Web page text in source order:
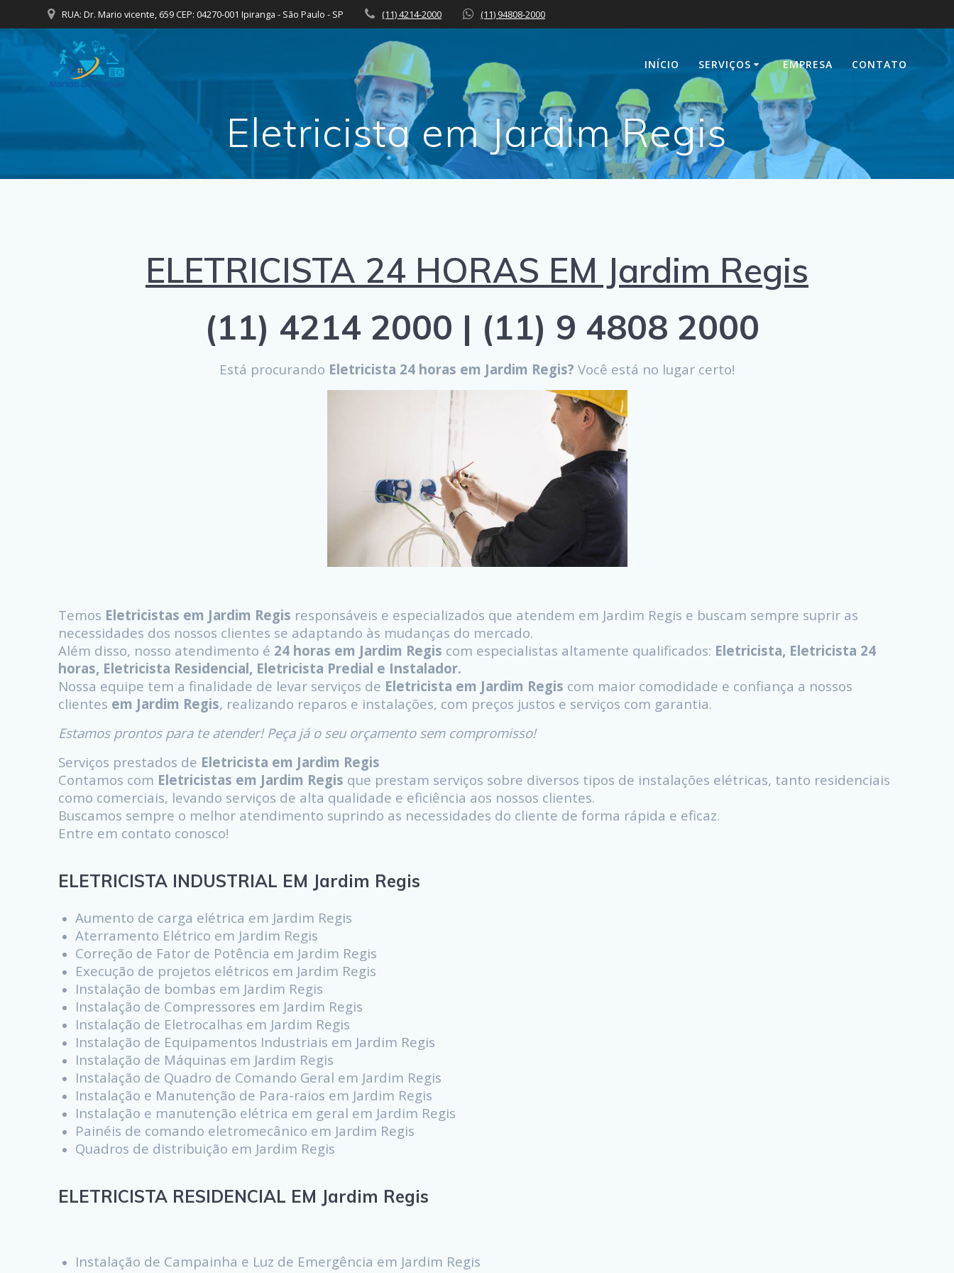
to
RUA: Dr. Mario vicente, 659 CEP: 04270-001 Ipiranga - São Paulo - SP (11) 4214-2000 (11) 94808-2000
INÍCIO SERVIÇOS EMPRESA CONTATO
Eletricista em Jardim Regis
ELETRICISTA 24 HORAS EM Jardim Regis
(11) 4214 2000 | (11) 9 4808 2000
Está procurando Eletricista 24 horas em Jardim Regis? Você está no lugar certo!
Temos Eletricistas em Jardim Regis responsáveis e especializados que atendem em Jardim Regis e buscam sempre suprir as
necessidades dos nossos clientes se adaptando às mudanças do mercado.
Além disso, nosso atendimento é 24 horas em Jardim Regis com especialistas altamente qualificados: Eletricista, Eletricista 24
horas, Eletricista Residencial, Eletricista Predial e Instalador.
Nossa equipe tem a finalidade de levar serviços de Eletricista em Jardim Regis com maior comodidade e confiança a nossos
clientes em Jardim Regis, realizando reparos e instalações, com preços justos e serviços com garantia.
Estamos prontos para te atender! Peça já o seu orçamento sem compromisso!
Serviços prestados de Eletricista em Jardim Regis
Contamos com Eletricistas em Jardim Regis que prestam serviços sobre diversos tipos de instalações elétricas, tanto residenciais
como comerciais, levando serviços de alta qualidade e eficiência aos nossos clientes.
Buscamos sempre o melhor atendimento suprindo as necessidades do cliente de forma rápida e eficaz.
Entre em contato conosco!
ELETRICISTA INDUSTRIAL EM Jardim Regis
Aumento de carga elétrica em Jardim Regis
Aterramento Elétrico em Jardim Regis
Correção de Fator de Potência em Jardim Regis
Execução de projetos elétricos em Jardim Regis
Instalação de bombas em Jardim Regis
Instalação de Compressores em Jardim Regis
Instalação de Eletrocalhas em Jardim Regis
Instalação de Equipamentos Industriais em Jardim Regis
Instalação de Máquinas em Jardim Regis
Instalação de Quadro de Comando Geral em Jardim Regis
Instalação e Manutenção de Para-raios em Jardim Regis
Instalação e manutenção elétrica em geral em Jardim Regis
Painéis de comando eletromecânico em Jardim Regis
Quadros de distribuição em Jardim Regis
ELETRICISTA RESIDENCIAL EM Jardim Regis
Instalação de Campainha e Luz de Emergência em Jardim Regis